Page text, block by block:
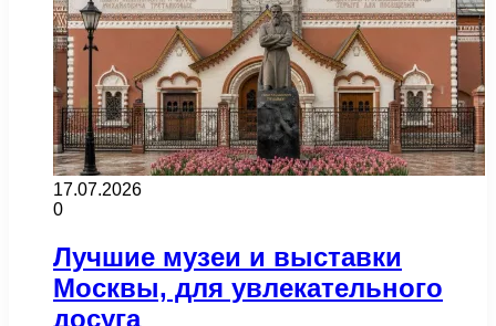
17.07.2026
0
Лучшие музеи и выставки
Москвы, для увлекательного
досуга